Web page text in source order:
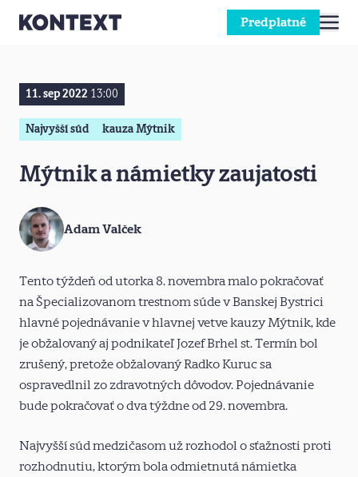
Predplatné
11. sep 2022 13:00
Najvyšší súd kauza Mýtnik
Mýtnik a námietky zaujatosti
Adam Valček
Tento týždeň od utorka 8. novembra malo pokračovať
na Špecializovanom trestnom súde v Banskej Bystrici
hlavné pojednávanie v hlavnej vetve kauzy Mýtnik, kde
je obžalovaný aj podnikateľ Jozef Brhel st. Termín bol
zrušený, pretože obžalovaný Radko Kuruc sa
ospravedlnil zo zdravotných dôvodov. Pojednávanie
bude pokračovať o dva týždne od 29. novembra.
Najvyšší súd medzičasom už rozhodol o sťažnosti proti
rozhodnutiu, ktorým bola odmietnutá námietka